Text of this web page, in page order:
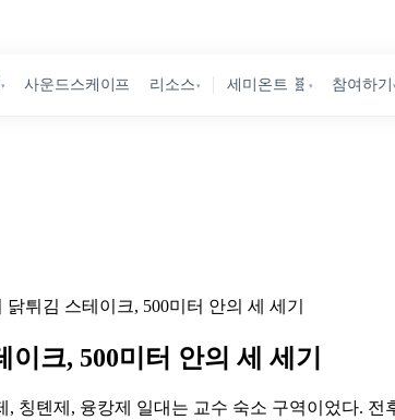
▾ 사운드스케이프 리소스 ▾ 세미온트 🧬 ▾ 참여하기 ▾
튀김 스테이크, 500미터 안의 세 세기
크, 500미터 안의 세 세기
칭톈제, 융캉제 일대는 교수 숙소 구역이었다. 전